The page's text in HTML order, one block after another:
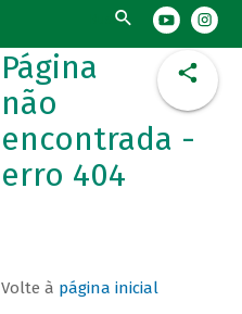
Busca
Página
não
encontrada -
erro 404
Volte à página inicial